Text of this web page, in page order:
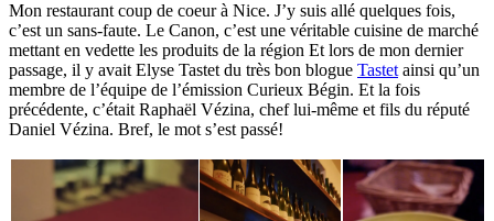
Mon restaurant coup de coeur à Nice. J’y suis allé quelques fois,
c’est un sans-faute. Le Canon, c’est une véritable cuisine de marché
mettant en vedette les produits de la région Et lors de mon dernier
passage, il y avait Elyse Tastet du très bon blogue Tastet ainsi qu’un
membre de l’équipe de l’émission Curieux Bégin. Et la fois
précédente, c’était Raphaël Vézina, chef lui-même et fils du réputé
Daniel Vézina. Bref, le mot s’est passé!